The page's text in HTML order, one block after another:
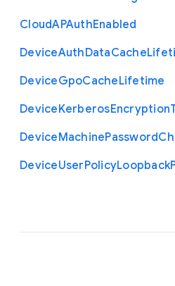
CloudAPAuthEnabled
DeviceAuthDataCache
DeviceGpoCacheLifetime
DeviceKerberosEncryption
DeviceMachinePassword
DeviceUserPolicyLoopback